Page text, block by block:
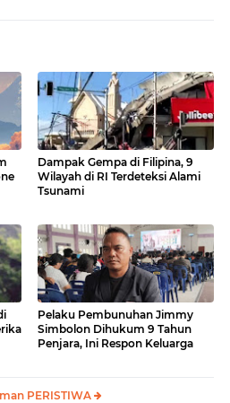
Dampak Gempa di Filipina, 9
Wilayah di RI Terdeteksi Alami
Tsunami
Pelaku Pembunuhan Jimmy
Simbolon Dihukum 9 Tahun
Penjara, Ini Respon Keluarga
PERISTIWA